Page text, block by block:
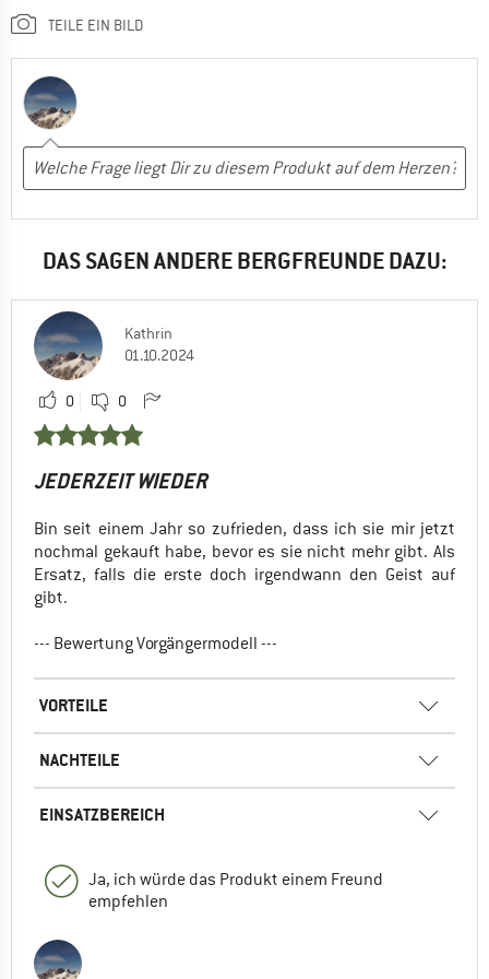
TEILE EIN BILD
DAS SAGEN ANDERE BERGFREUNDE DAZU:
Kathrin
01.10.2024
0 0
JEDERZEIT WIEDER
Bin seit einem Jahr so zufrieden, dass ich sie mir jetzt
nochmal gekauft habe, bevor es sie nicht mehr gibt. Als
Ersatz, falls die erste doch irgendwann den Geist auf
gibt.
--- Bewertung Vorgängermodell ---
VORTEILE
NACHTEILE
EINSATZBEREICH
Ja, ich würde das Produkt einem Freund
empfehlen